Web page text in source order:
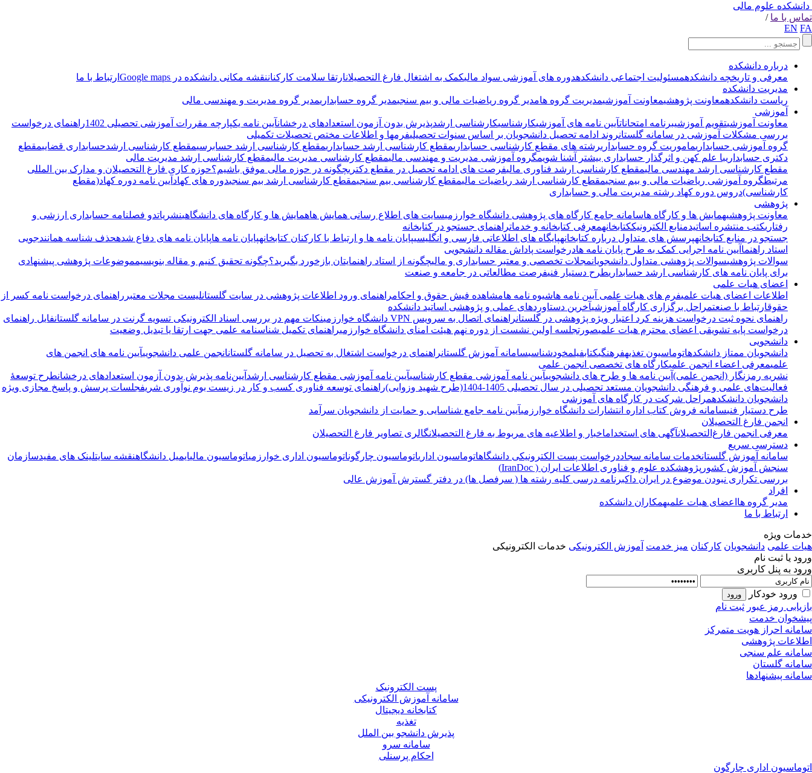
دانشکده علوم مالی
تماس با ما /
EN FA
درباره دانشکده
معرفی و تاریخچه دانشکدهمسئولیت اجتماعی دانشکدهدوره های آموزشی سواد مالیکمک به اشتغال فارغ التحصیلانارتقا سلامت کارکناننقشه مکانی دانشکده در Google maps
ارتباط با ما
مدیریت دانشکده
ریاست دانشکدهمعاونت پژوهشیمعاونت آموزشیمدیریت گروه هامدیر گروه ریاضیات مالی و بیم سنجیمدیر گروه حسابداریمدیر گروه مدیریت و مهندسی مالی
آموزشی
معاونت آموزشیتقویم آموزشیبرنامه امتحاناتآیین نامه های آموزشیکارشناسیکارشناسی ارشدپذیرش بدون آزمون استعدادهای درخشانآیین نامه یکپارچه مقررات آموزشی تحصیلی 1402
راهنمای درخواست
بررسی مشکلات آموزشی در سامانه گلستانروند ادامه تحصیل دانشجویان بر اساس سنوات تحصیلیفرمها و اطلاعات مختص تحصیلات تکمیلی
گروه آموزشی حسابداریماموریت گروه حسابداریرشته های مقطع کارشناسی حسابداریمقطع کارشناسی ارشد حسابداریمقطع کارشناسی ارشد حسابرسیمقطع کارشناسی ارشدحسابداری قضاییمقطع
دکتری حسابداریبا علم کهن و اثرگذار حسابداری بیشتر آشنا شویمگروه آموزشی مدیریت و مهندسی مالیمقطع کارشناسی مدیریت مالیمقطع کارشناسی ارشد مدیریت مالی
مقطع کارشناسی ارشد مهندسی مالیمقطع کارشناسی ارشد فناوری مالیفرصت های ادامه تحصیل در مقطع دکتریچگونه در حوزه مالی موفق باشیم؟حوزه کاری فارغ التحصیلان و مدارک بین المللی
مرتبطگروه آموزشی ریاضیات مالی و بیم سنجیمقطع کارشناسی ارشد ریاضیات مالیمقطع کارشناسی بیم سنجیمقطع کارشناسی ارشد بیم سنجیدوره های کهاد آیین نامه دوره کهاد(مقطع
کارشناسی)دروس دوره کهاد رشته مدیریت مالی و حسابداری
پژوهشی
معاونت پژوهشیهمایش ها و کارگاه هاسامانه جامع کارگاه های پژوهشی دانشگاه خوارزمیسایت های اطلاع رسانی همایش هاهمایش ها و کارگاه های دانشگاهینشریاتدو فصلنامه حسابداری ارزشی و
رفتاریکتب منتشره اساتیدمنابع الکترونیککتابخانهمعرفی کتابخانه و خدماتراهنمای جستجو در کتابخانه
جستجو در منابع کتابخانهپرسش های متداول درباره کتابخانهپایگاه های اطلاعاتی فارسی و انگلیسیپایان نامه ها و ارتباط با کارکنان کتابخانهپایان نامه هاپایان نامه های دفاع شدهحذف شناسه همانندجویی
استاد راهنما آیین نامه اجرایی کمک به طرح پایان نامه هادرخواست پاداش مقاله دانشجویی
سوالات پژوهشیسوالات پژوهشی متداول دانشجویانمجلات تخصصی و معتبر حسابداری و مالیچگونه از استاد راهنمایتان بازخورد بگیرید؟چگونه تحقیق کنیم و مقاله بنویسیمموضوعات پژوهشی پیشنهادی
برای پایان نامه های کارشناسی ارشد حسابداریطرح دستیار فنیفرصت مطالعاتی در جامعه و صنعت
اعضای هیات علمی
اطلاعات اعضای هیات علمیفرم های هیات علمی آیین نامه هاشیوه نامه هامشاهده فیش حقوق و احکامراهنمای ورود اطلاعات پژوهشی در سایت گلستانلیست مجلات معتبر راهنمای درخواست نامه کسر از
حقوقارتباط با صنعتمراحل برگزاری کارگاه آموزشیآخرین دستاوردهای عملی و پژوهشی اساتید دانشکده
راهنمای نحوه ثبت درخواست هزینه کرد اعتبار ویژه پژوهشی در گلستانراهنمای اتصال به سرویس VPN دانشگاه خوارزمی نکات مهم در بررسی اسناد الکترونیکی تسویه گرنت در سامانه گلستانفایل راهنمای
درخواست پایه تشویقی اعضای محترم هیات علمیصورتجلسه اولین نشست از دوره نهم هیئت امنای دانشگاه خوارزمیراهنمای تکمیل شناسنامه علمی جهت ارتقا یا تبدیل وضعیت
دانشجویی
دانشجویان ممتاز دانشکدهاتوماسیون تغذیهفرهنگیکتابفیلمخودشناسیسامانه آموزش گلستانراهنمای درخواست اشتغال به تحصیل در سامانه گلستانانجمن علمی دانشجوییآیین نامه های انجمن های
علمیمعرفی اعضاء انجمن علمیکارگاه های تخصصی انجمن علمی
نشریه رمزنگار (انجمن علمی) آیین نامه ها و طرح های دانشجوییآیین نامه آموزشی مقطع کارشناسیآیین نامه آموزشی مقطع کارشناسی ارشد آیین‌نامه پذیرش بدون آزمون استعدادهای درخشانطرح توسعۀ
فعالیت‌های علمی و فرهنگی دانشجویان مستعد تحصیلی در سال تحصیلی 1405-1404(طرح شهید وزوایی)
راهنمای توسعه فناوری کسب و کار در زیست بوم نوآوری شریفجلسات پرسش و پاسخ مجازی ویژه
دانشجویان دانشکدهمراحل شرکت در کارگاه های آموزشی
طرح دستیار فنیسامانه فروش کتاب اداره انتشارات دانشگاه خوارزمیآیین نامه جامع شناسایی و حمایت از دانشجویان سرآمد
انجمن فارغ التحصیلان
معرفی انجمن فارغ‌التحصیلانآگهی های استخداماخبار و اطلاعیه های مربوط به فارغ التحصیلانگالری تصاویر فارغ التحصیلان
دسترسی سریع
سامانه آموزش گلستانخدمات سامانه سجاددرخواست پست الکترونیکی دانشگاهاتوماسیون اداریاتوماسیون چارگوناتوماسیون اداری خوارزمیاتوماسیون مالیایمیل دانشگاهنقشه سایتلینک های مفیدسازمان
سنجش آموزش کشور پژوهشکده علوم و فناوری اطلاعات ایران ( IranDoc)
بررسی تکراری نبودن موضوع در ایران داکبرنامه درسی کلیه رشته ها ( سرفصل ها) در دفتر گسترش آموزش عالی
افراد
مدیر گروه ها اعضای هیات علمیهمکاران دانشکده
ارتباط با ما
خدمات ویژه
هیات علمی دانشجویان کارکنان میز خدمت آموزش الکترونیکی خدمات الکترونیکی
ورود یا ثبت نام
ورود به پنل کاربری
ورود خودکار
بازیابی رمز عبور ثبت نام
پیشخوان خدمت
سامانه احراز هویت متمرکز
اطلاعات پژوهشی
سامانه علم سنجی
سامانه گلستان
سامانه پیشنهادها
پست الکترونیک
سامانه آموزش الکترونیکی
کتابخانه دیجیتال
تغذیه
پذیرش دانشجو بین الملل
سامانه سرو
احکام پرسنلی
اتوماسیون اداری چارگون